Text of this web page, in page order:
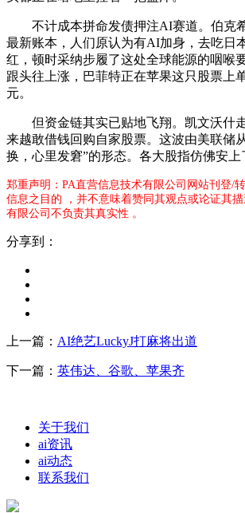
不计成本拼命发债押注AI赛道。伯克
最新账本，人们原认为有AI加身，去吃日
红，顿时采纳步履了这处全球能源的咽喉
跟头往上涨，巴菲特正在苹果这只股票上
元。
但资金链其实已贴地飞翔。凯文沃什
来越敢借钱回购自家股票。这波由美联储
换，心里发窘”的形态。各大股指仿佛安上
郑重声明：PA直营信息技术有限公司网站刊登/
信息之目的 ，并不意味着赞同其观点或论证其
有限公司不负责其真实性 。
分享到：
上一篇： AI绝艺LuckyJ打麻将出道
下一篇： 英伟达、谷歌、苹果齐
关于我们
ai资讯
ai动态
联系我们